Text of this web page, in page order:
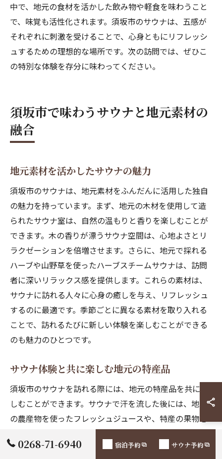
中で、地元の食材を活かした飲み物や軽食を味わうこと
で、味覚も活性化されます。須坂市のサウナは、五感が
それぞれに刺激を受けることで、心身ともにリフレッシ
ュするための理想的な場所です。次の訪問では、ぜひこ
の特別な体験を存分に味わってください。
須坂市で味わうサウナと地元素材の
融合
地元素材を活かしたサウナの魅力
須坂市のサウナは、地元素材をふんだんに活用した独自
の魅力を持っています。まず、地元の木材を使用して造
られたサウナ室は、自然の温もりと香りを楽しむことが
できます。木の香りが漂うサウナ空間は、心地よさとリ
ラクゼーションを倍増させます。さらに、地元で採れる
ハーブや山野草を使ったハーブスチームサウナは、訪問
者に深いリラックス感を提供します。これらの素材は、
サウナに訪れる人々に心身の癒しを与え、リフレッシュ
するのに最適です。季節ごとに異なる素材を取り入れる
ことで、訪れるたびに新しい体験を楽しむことができる
のも魅力のひとつです。
サウナ体験と共に楽しむ地元の特産品
須坂市のサウナを訪れる際には、地元の特産品を共に楽
しむことができます。サウナで汗を流した後には、地元
の農産物を使ったフレッシュジュースや、特産の果物を
ふんだんに使ったデザートが人気です。また、サウナ施
設内では、地元の名水を使った冷却プールでリフレッシ
0268-71-6940 宿泊予約 サウナ予約